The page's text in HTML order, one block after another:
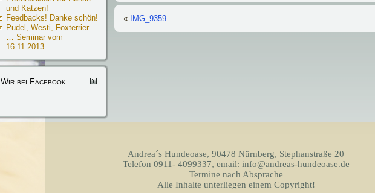
und Katzen!
Feedbacks! Danke schön!
Pudel, Westi, Foxterrier
… Seminar vom
16.11.2013
Wir bei Facebook
« IMG_9359
Andrea´s Hundeoase, 90478 Nürnberg, Stephanstraße 20
Telefon 0911- 4099337, email: info@andreas-hundeoase.de
Termine nach Absprache
Alle Inhalte unterliegen einem Copyright!